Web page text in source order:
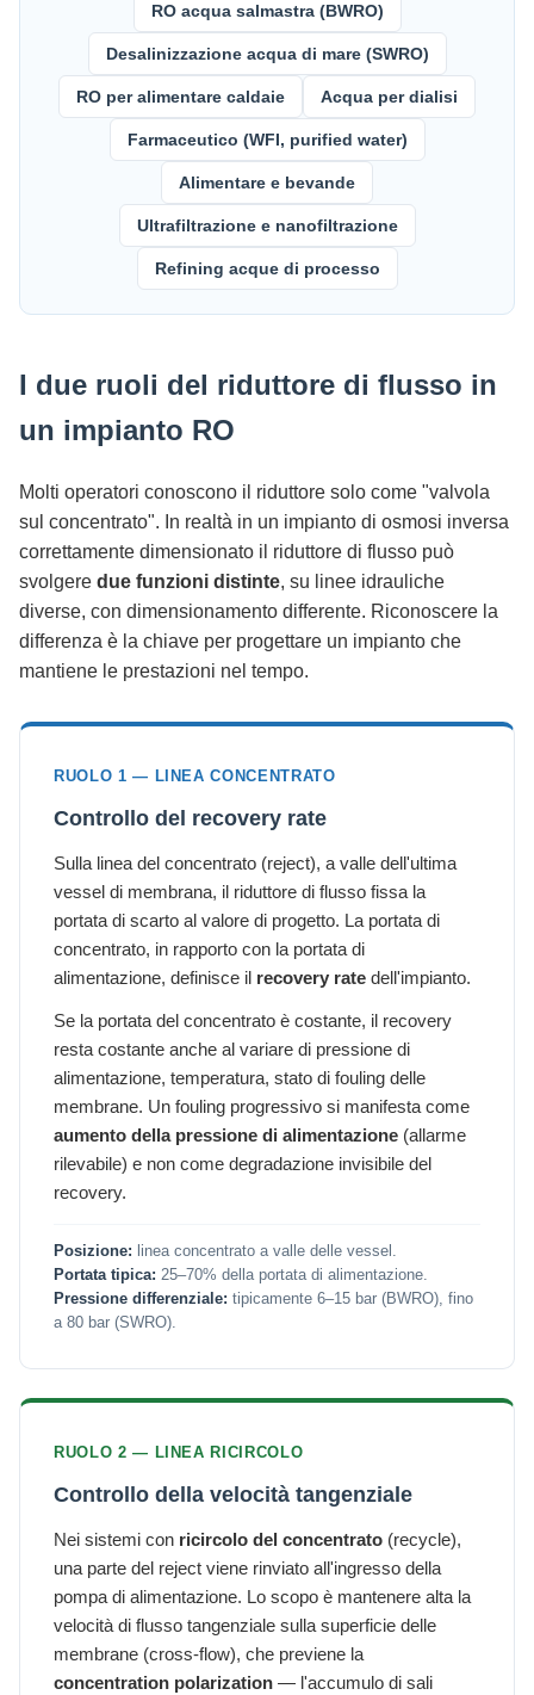
RO acqua salmastra (BWRO)
Desalinizzazione acqua di mare (SWRO)
RO per alimentare caldaie Acqua per dialisi
Farmaceutico (WFI, purified water)
Alimentare e bevande
Ultrafiltrazione e nanofiltrazione
Refining acque di processo
I due ruoli del riduttore di flusso in
un impianto RO
Molti operatori conoscono il riduttore solo come "valvola
sul concentrato". In realtà in un impianto di osmosi inversa
correttamente dimensionato il riduttore di flusso può
svolgere due funzioni distinte, su linee idrauliche
diverse, con dimensionamento differente. Riconoscere la
differenza è la chiave per progettare un impianto che
mantiene le prestazioni nel tempo.
RUOLO 1 — LINEA CONCENTRATO
Controllo del recovery rate
Sulla linea del concentrato (reject), a valle dell'ultima
vessel di membrana, il riduttore di flusso fissa la
portata di scarto al valore di progetto. La portata di
concentrato, in rapporto con la portata di
alimentazione, definisce il recovery rate dell'impianto.
Se la portata del concentrato è costante, il recovery
resta costante anche al variare di pressione di
alimentazione, temperatura, stato di fouling delle
membrane. Un fouling progressivo si manifesta come
aumento della pressione di alimentazione (allarme
rilevabile) e non come degradazione invisibile del
recovery.
Posizione: linea concentrato a valle delle vessel.
Portata tipica: 25–70% della portata di alimentazione.
Pressione differenziale: tipicamente 6–15 bar (BWRO), fino
a 80 bar (SWRO).
RUOLO 2 — LINEA RICIRCOLO
Controllo della velocità tangenziale
Nei sistemi con ricircolo del concentrato (recycle),
una parte del reject viene rinviato all'ingresso della
pompa di alimentazione. Lo scopo è mantenere alta la
velocità di flusso tangenziale sulla superficie delle
membrane (cross-flow), che previene la
concentration polarization — l'accumulo di sali